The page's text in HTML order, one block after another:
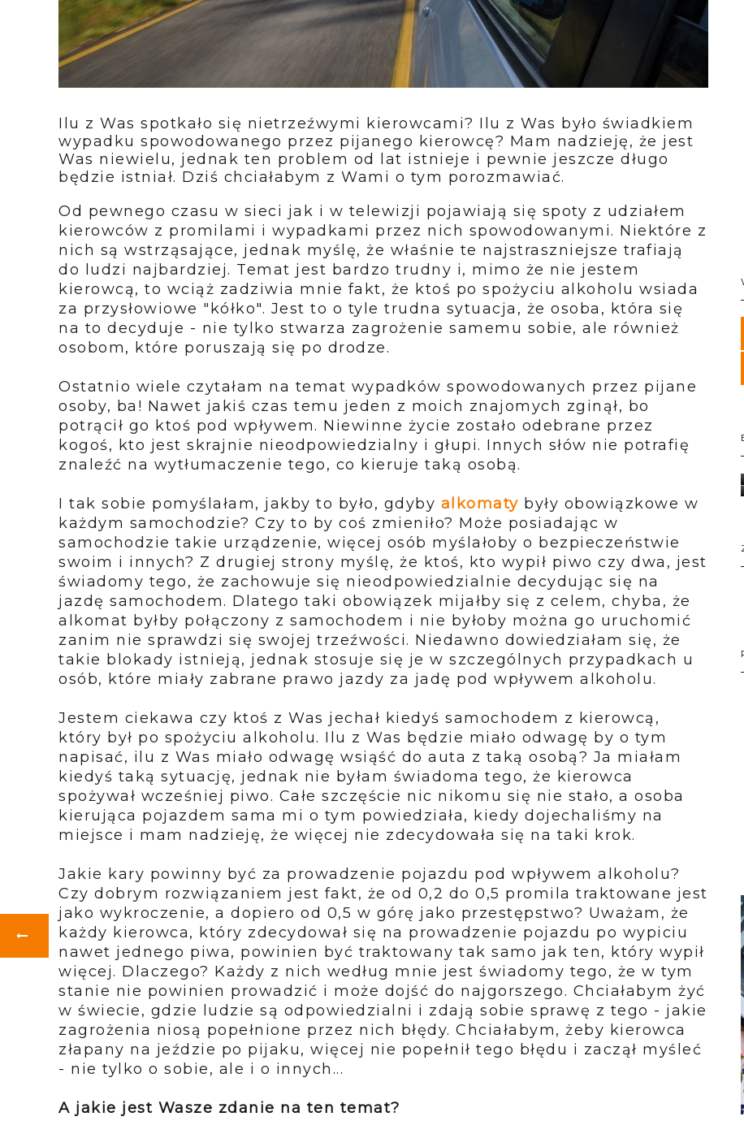
Ilu z Was spotkało się nietrzeźwymi kierowcami? Ilu z Was było świadkiem
wypadku spowodowanego przez pijanego kierowcę? Mam nadzieję, że jest
Was niewielu, jednak ten problem od lat istnieje i pewnie jeszcze długo
będzie istniał. Dziś chciałabym z Wami o tym porozmawiać.
Od pewnego czasu w sieci jak i w telewizji pojawiają się spoty z udziałem
kierowców z promilami i wypadkami przez nich spowodowanymi. Niektóre z
nich są wstrząsające, jednak myślę, że właśnie te najstraszniejsze trafiają
do ludzi najbardziej. Temat jest bardzo trudny i, mimo że nie jestem
kierowcą, to wciąż zadziwia mnie fakt, że ktoś po spożyciu alkoholu wsiada
za przysłowiowe "kółko". Jest to o tyle trudna sytuacja, że osoba, która się
na to decyduje - nie tylko stwarza zagrożenie samemu sobie, ale również
osobom, które poruszają się po drodze.
Ostatnio wiele czytałam na temat wypadków spowodowanych przez pijane
osoby, ba! Nawet jakiś czas temu jeden z moich znajomych zginął, bo
potrącił go ktoś pod wpływem. Niewinne życie zostało odebrane przez
kogoś, kto jest skrajnie nieodpowiedzialny i głupi. Innych słów nie potrafię
znaleźć na wytłumaczenie tego, co kieruje taką osobą.
I tak sobie pomyślałam, jakby to było, gdyby alkomaty były obowiązkowe w
każdym samochodzie? Czy to by coś zmieniło? Może posiadając w
samochodzie takie urządzenie, więcej osób myślałoby o bezpieczeństwie
swoim i innych? Z drugiej strony myślę, że ktoś, kto wypił piwo czy dwa, jest
świadomy tego, że zachowuje się nieodpowiedzialnie decydując się na
jazdę samochodem. Dlatego taki obowiązek mijałby się z celem, chyba, że
alkomat byłby połączony z samochodem i nie byłoby można go uruchomić
zanim nie sprawdzi się swojej trzeźwości. Niedawno dowiedziałam się, że
takie blokady istnieją, jednak stosuje się je w szczególnych przypadkach u
osób, które miały zabrane prawo jazdy za jadę pod wpływem alkoholu.
Jestem ciekawa czy ktoś z Was jechał kiedyś samochodem z kierowcą,
który był po spożyciu alkoholu. Ilu z Was będzie miało odwagę by o tym
napisać, ilu z Was miało odwagę wsiąść do auta z taką osobą? Ja miałam
kiedyś taką sytuację, jednak nie byłam świadoma tego, że kierowca
spożywał wcześniej piwo. Całe szczęście nic nikomu się nie stało, a osoba
kierująca pojazdem sama mi o tym powiedziała, kiedy dojechaliśmy na
miejsce i mam nadzieję, że więcej nie zdecydowała się na taki krok.
Jakie kary powinny być za prowadzenie pojazdu pod wpływem alkoholu?
Czy dobrym rozwiązaniem jest fakt, że od 0,2 do 0,5 promila traktowane jest
jako wykroczenie, a dopiero od 0,5 w górę jako przestępstwo? Uważam, że
każdy kierowca, który zdecydował się na prowadzenie pojazdu po wypiciu
nawet jednego piwa, powinien być traktowany tak samo jak ten, który wypił
więcej. Dlaczego? Każdy z nich według mnie jest świadomy tego, że w tym
stanie nie powinien prowadzić i może dojść do najgorszego. Chciałabym żyć
w świecie, gdzie ludzie są odpowiedzialni i zdają sobie sprawę z tego - jakie
zagrożenia niosą popełnione przez nich błędy. Chciałabym, żeby kierowca
złapany na jeździe po pijaku, więcej nie popełnił tego błędu i zaczął myśleć
- nie tylko o sobie, ale i o innych...
A jakie jest Wasze zdanie na ten temat?